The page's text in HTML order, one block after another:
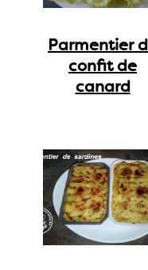
Parmentier
confit de
canard